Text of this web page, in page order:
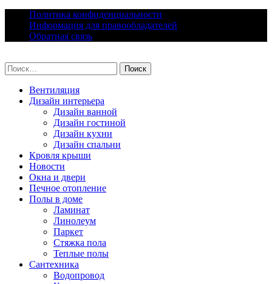
content
Политика конфиденциальности
Информация для правообладателей
Обратная связь
Найти:
Вентиляция
Дизайн интерьера
Дизайн ванной
Дизайн гостиной
Дизайн кухни
Дизайн спальни
Кровля крыши
Новости
Окна и двери
Печное отопление
Полы в доме
Ламинат
Линолеум
Паркет
Стяжка пола
Теплые полы
Сантехника
Водопровод